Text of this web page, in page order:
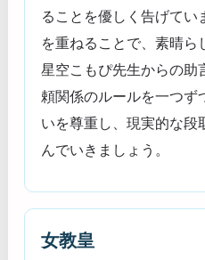
ることを優しく告げて
を重ねることで、素晴ら
星空こもぴ先生からの助
頼関係のルールを一つず
いを尊重し、現実的な段
んでいきましょう。
女教皇